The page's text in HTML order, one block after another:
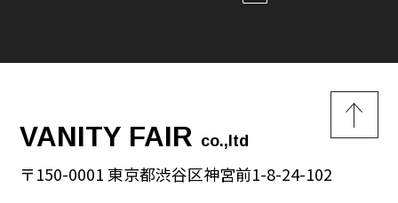
VANITY FAIR co.,ltd
〒150-0001 東京都渋谷区神宮前1-8-24-102